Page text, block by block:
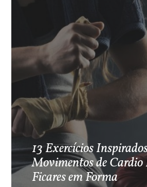
13 Exercícios
Movimentos de Cardio
Ficares em Forma